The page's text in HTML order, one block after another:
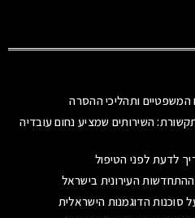
ותהליכי ההסרה
השירותים שמציע נחום עובדיה
לדעת לפני הטיפול
העירונית בישראל
הדוגמנות הישראלית